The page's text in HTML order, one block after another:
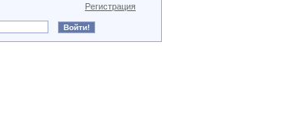
Регистрация